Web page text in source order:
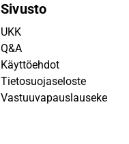
Sivusto
UKK
Q&A
Käyttöehdot
Tietosuojaseloste
Vastuuvapauslauseke